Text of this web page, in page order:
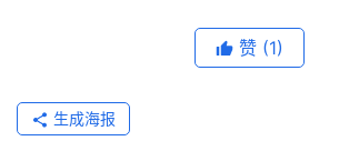
赞 (1)
生成海报